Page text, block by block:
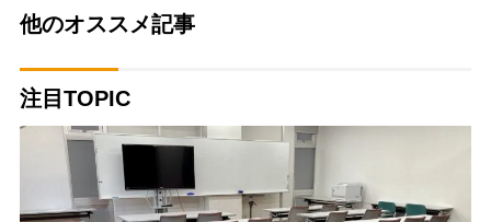
他のオススメ記事
注目TOPIC